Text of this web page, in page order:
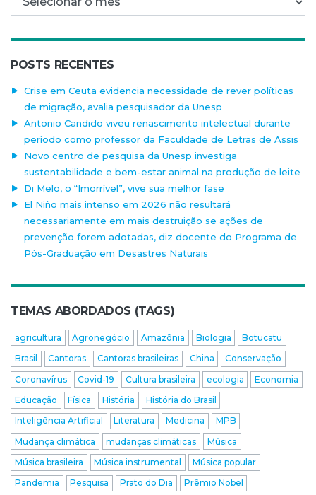
POSTS RECENTES
Crise em Ceuta evidencia necessidade de rever políticas
de migração, avalia pesquisador da Unesp
Antonio Candido viveu renascimento intelectual durante
período como professor da Faculdade de Letras de Assis
Novo centro de pesquisa da Unesp investiga
sustentabilidade e bem-estar animal na produção de leite
Di Melo, o “Imorrível”, vive sua melhor fase
El Niño mais intenso em 2026 não resultará
necessariamente em mais destruição se ações de
prevenção forem adotadas, diz docente do Programa de
Pós-Graduação em Desastres Naturais
TEMAS ABORDADOS (TAGS)
agricultura Agronegócio Amazônia Biologia
Botucatu
Brasil
Cantoras Cantoras brasileiras China
Conservação
Coronavírus
Covid-19 Cultura brasileira ecologia
Economia
Educação
Física História
História do Brasil
Inteligência Artificial
Literatura Medicina
MPB
Mudança climática
mudanças climáticas
Música
Música brasileira
Música instrumental
Música popular
Pandemia
Pesquisa Prato do Dia
Prêmio Nobel